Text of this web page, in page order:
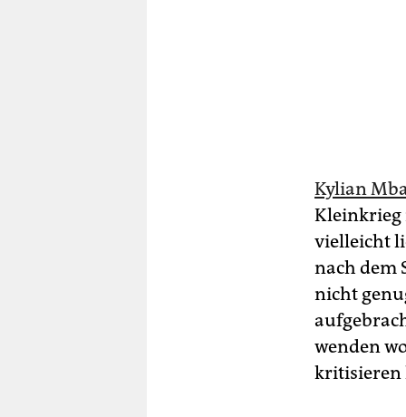
Kylian
Kleinkrieg
vielleicht
nach dem
nicht
wenden
kritisieren